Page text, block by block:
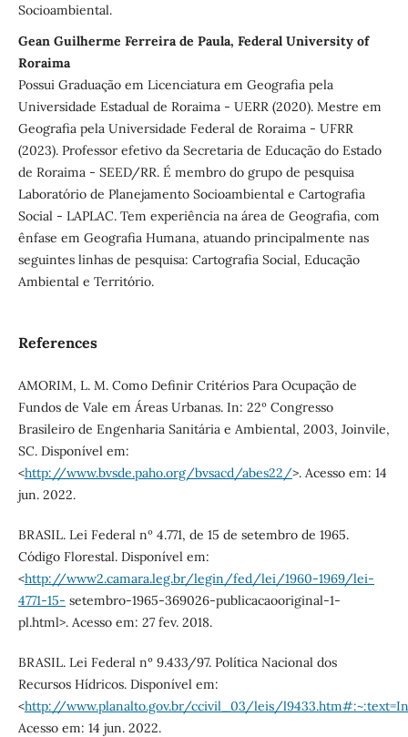
Socioambiental.
Gean Guilherme Ferreira de Paula, Federal University of
Roraima
Possui Graduação em Licenciatura em Geografia pela
Universidade Estadual de Roraima - UERR (2020). Mestre em
Geografia pela Universidade Federal de Roraima - UFRR
(2023). Professor efetivo da Secretaria de Educação do Estado
de Roraima - SEED/RR. É membro do grupo de pesquisa
Laboratório de Planejamento Socioambiental e Cartografia
Social - LAPLAC. Tem experiência na área de Geografia, com
ênfase em Geografia Humana, atuando principalmente nas
seguintes linhas de pesquisa: Cartografia Social, Educação
Ambiental e Território.
References
AMORIM, L. M. Como Definir Critérios Para Ocupação de
Fundos de Vale em Áreas Urbanas. In: 22º Congresso
Brasileiro de Engenharia Sanitária e Ambiental, 2003, Joinvile,
SC. Disponível em:
<http://www.bvsde.paho.org/bvsacd/abes22/>. Acesso em: 14
jun. 2022.
BRASIL. Lei Federal nº 4.771, de 15 de setembro de 1965.
Código Florestal. Disponível em:
<http://www2.camara.leg.br/legin/fed/lei/1960-1969/lei-
4771-15- setembro-1965-369026-publicacaooriginal-1-
pl.html>. Acesso em: 27 fev. 2018.
BRASIL. Lei Federal nº 9.433/97. Política Nacional dos
Recursos Hídricos. Disponível em:
<http://www.planalto.gov.br/ccivil_03/leis/
Acesso em: 14 jun. 2022.